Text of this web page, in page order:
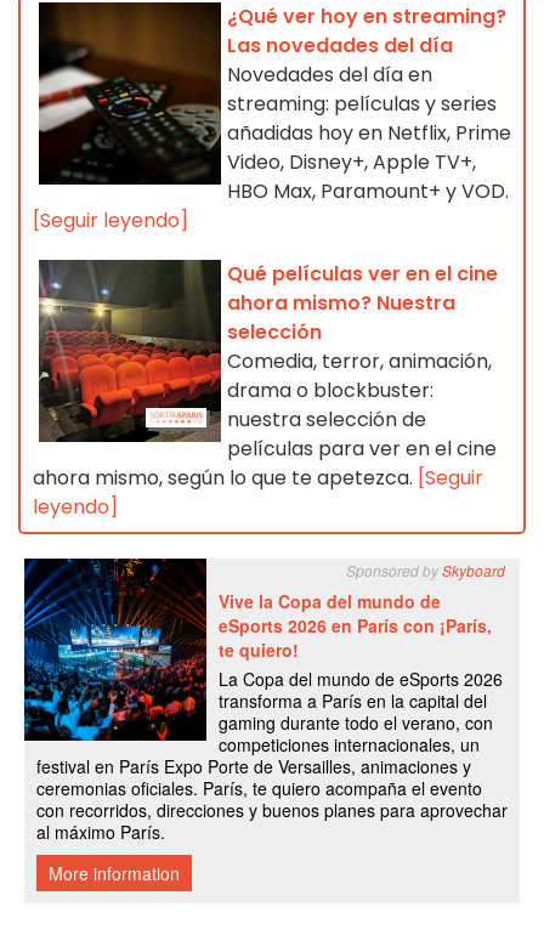
¿Qué ver hoy en streaming?
Las novedades del día
Novedades del día en
streaming: películas y series
añadidas hoy en Netflix, Prime
Video, Disney+, Apple TV+,
HBO Max, Paramount+ y VOD.
[Seguir leyendo]
Qué películas ver en el cine
ahora mismo? Nuestra
selección
Comedia, terror, animación,
drama o blockbuster:
nuestra selección de
películas para ver en el cine
ahora mismo, según lo que te apetezca. [Seguir
leyendo]